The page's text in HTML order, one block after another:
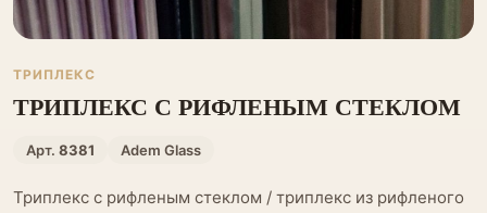
ТРИПЛЕКС
ТРИПЛЕКС С РИФЛЕНЫМ СТЕКЛОМ
Арт. 8381 Adem Glass
Триплекс с рифленым стеклом / триплекс из рифленого